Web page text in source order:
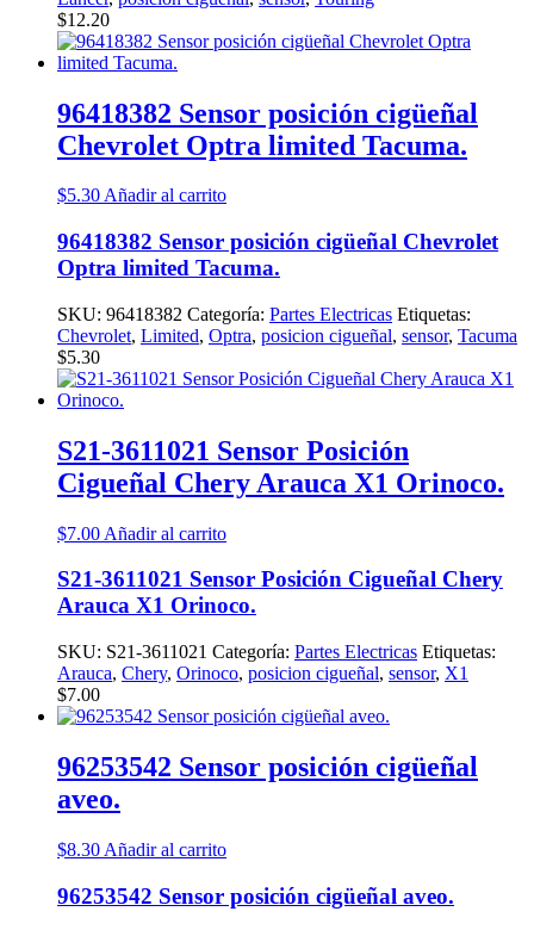
$12.20
96418382 Sensor posición cigüeñal
Chevrolet Optra limited Tacuma.
$5.30Añadir al carrito
96418382 Sensor posición cigüeñal Chevrolet
Optra limited Tacuma.
SKU: 96418382 Categoría: Partes Electricas Etiquetas:
Chevrolet, Limited, Optra, posicion cigueñal, sensor, Tacuma
$5.30
S21-3611021 Sensor Posición
Cigueñal Chery Arauca X1 Orinoco.
$7.00 Añadir al carrito
S21-3611021 Sensor Posición Cigueñal Chery
Arauca X1 Orinoco.
SKU: S21-3611021 Categoría: Partes Electricas Etiquetas:
Arauca, Chery, Orinoco, posicion cigueñal, sensor, X1
$7.00
96253542 Sensor posición cigüeñal
aveo.
$8.30 Añadir al carrito
96253542 Sensor posición cigüeñal aveo.